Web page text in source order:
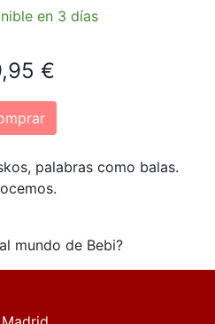
en 3 días
€
palabras como balas.
mundo de Bebi?